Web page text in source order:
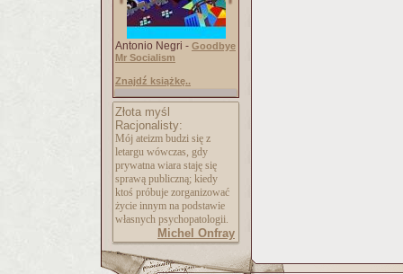
Antonio Negri - Goodbye
Mr Socialism
Znajdź książkę..
Złota myśl
Racjonalisty:
Mój ateizm budzi się z
letargu wówczas, gdy
prywatna wiara staję się
sprawą publiczną; kiedy
ktoś próbuje zorganizować
życie innym na podstawie
własnych psychopatologii.
Michel Onfray